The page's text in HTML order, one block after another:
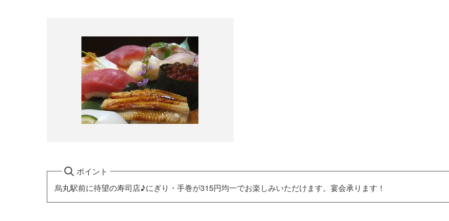
ポイント
烏丸駅前に待望の寿司店♪にぎり・手巻が315円均一でお楽しみいただけます。宴会承ります！